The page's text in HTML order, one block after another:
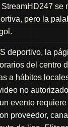
se
pero la
deportivo, la
del centro
a hábitos
no
evento
proveedor,